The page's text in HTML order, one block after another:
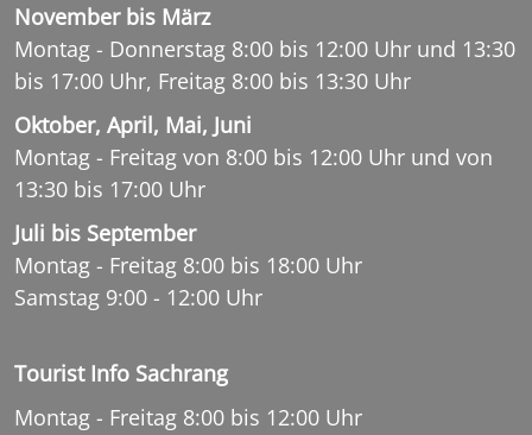
November bis März
Montag - Donnerstag 8:00 bis 12:00 Uhr und 13:30
bis 17:00 Uhr, Freitag 8:00 bis 13:30 Uhr
Oktober, April, Mai, Juni
Montag - Freitag von 8:00 bis 12:00 Uhr und von
13:30 bis 17:00 Uhr
Juli bis September
Montag - Freitag 8:00 bis 18:00 Uhr
Samstag 9:00 - 12:00 Uhr
Tourist Info Sachrang
Montag - Freitag 8:00 bis 12:00 Uhr